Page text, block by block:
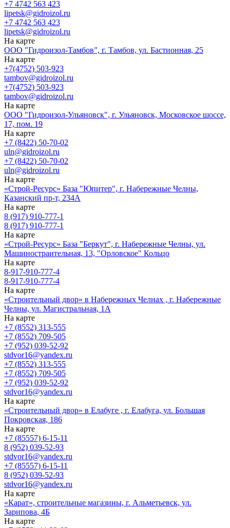
+7 4742 563 423
lipetsk@gidroizol.ru
+7 4742 563 423
lipetsk@gidroizol.ru
На карте
ООО "Гидроизол-Тамбов", г. Тамбов, ул. Бастионная, 25
На карте
+7(4752) 503-923
tambov@gidroizol.ru
+7(4752) 503-923
tambov@gidroizol.ru
На карте
ООО "Гидроизол-Ульяновск", г. Ульяновск, Московское шоссе,
17, пом. 19
На карте
+7 (8422) 50-70-02
uln@gidroizol.ru
+7 (8422) 50-70-02
uln@gidroizol.ru
На карте
«Строй-Ресурс» База "Юпитер", г. Набережные Челны,
Казанский пр-т, 234А
На карте
8 (917) 910-777-1
8 (917) 910-777-1
На карте
«Строй-Ресурс» База "Беркут", г. Набережные Челны, ул.
Машиностраительная, 13, "Орловское" Кольцо
На карте
8-917-910-777-4
8-917-910-777-4
На карте
«Строительный двор» в Набережных Челнах , г. Набережные
Челны, ул. Магистральная, 1А
На карте
+7 (8552) 313-555
+7 (8552) 709-505
+7 (952) 039-52-92
stdvor16@yandex.ru
+7 (8552) 313-555
+7 (8552) 709-505
+7 (952) 039-52-92
stdvor16@yandex.ru
На карте
«Строительный двор» в Елабуге , г. Елабуга, ул. Большая
Покровская, 186
На карте
+7 (85557) 6-15-11
8 (952) 039-52-93
stdvor16@yandex.ru
+7 (85557) 6-15-11
8 (952) 039-52-93
stdvor16@yandex.ru
На карте
«Карат», строительные магазины, г. Альметьевск, ул.
Зарипова, 4Б
На карте